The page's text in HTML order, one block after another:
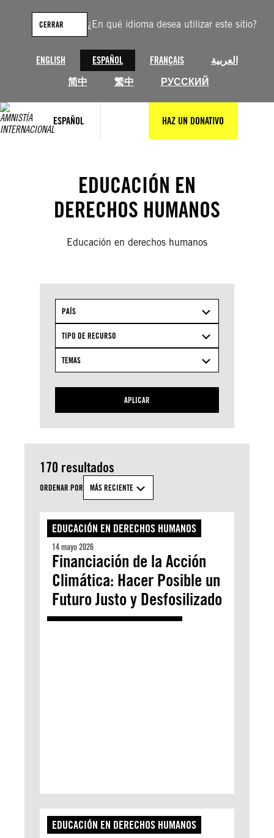
¿En qué idioma desea utilizar este sitio?
ENGLISH ESPAÑOL FRANÇAIS
العربية
简中
繁中 РУССКИЙ
CERRAR
ESPAÑOL HAZ UN DONATIVO
contenido
EDUCACIÓN EN
DERECHOS HUMANOS
Educación en derechos humanos
PAÍS
TIPO DE RECURSO
TEMAS
APLICAR
170 resultados
ORDENAR POR MÁS RECIENTE
EDUCACIÓN EN DERECHOS HUMANOS
14 mayo 2026
Financiación de la Acción
Climática: Hacer Posible un
Futuro Justo y Desfosilizado
EDUCACIÓN EN DERECHOS HUMANOS